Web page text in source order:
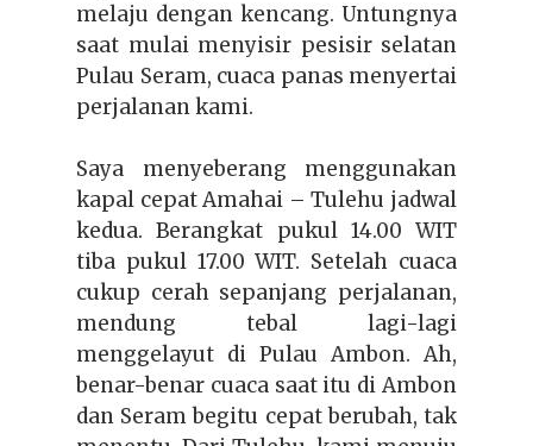
melaju dengan kencang. Untungnya
saat mulai menyisir pesisir selatan
Pulau Seram, cuaca panas menyertai
perjalanan kami.
Saya menyeberang menggunakan
kapal cepat Amahai – Tulehu jadwal
kedua. Berangkat pukul 14.00 WIT
tiba pukul 17.00 WIT. Setelah cuaca
cukup cerah sepanjang perjalanan,
mendung tebal lagi-lagi
menggelayut di Pulau Ambon. Ah,
benar-benar cuaca saat itu di Ambon
dan Seram begitu cepat berubah, tak